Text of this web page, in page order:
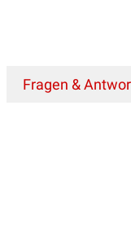
Fragen &